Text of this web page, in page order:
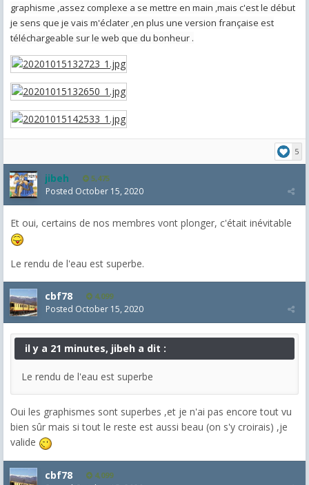
graphisme ,assez complexe a se mettre en main ,mais c'est le début
je sens que je vais m'éclater ,en plus une version française est
téléchargeable sur le web que du bonheur .
5
jibeh 5,475
Posted October 15, 2020
Et oui, certains de nos membres vont plonger, c'était inévitable
Le rendu de l'eau est superbe.
cbf78 4,099
Posted October 15, 2020
il y a 21 minutes, jibeh a dit :
Le rendu de l'eau est superbe
Oui les graphismes sont superbes ,et je n'ai pas encore tout vu
bien sûr mais si tout le reste est aussi beau (on s'y croirais) ,je
valide
cbf78 4,099